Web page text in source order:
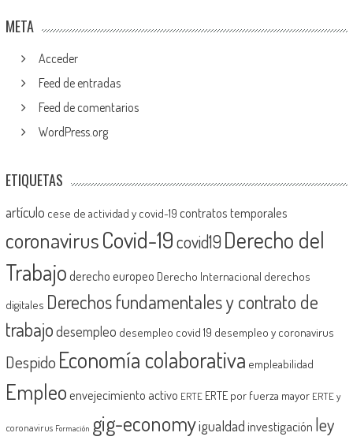
META
Acceder
Feed de entradas
Feed de comentarios
WordPress.org
ETIQUETAS
artículo cese de actividad y covid-19 contratos temporales
coronavirusCovid-19covid19 Derecho del
Trabajoderecho europeo Derecho Internacional derechos
digitales Derechos fundamentales y contrato de
trabajodesempleo desempleo covid 19 desempleo y coronavirus
Despido Economía colaborativa empleabilidad
Empleoenvejecimiento activo ERTE ERTE por fuerza mayor ERTE y
coronavirus Formación gig-economyigualdadinvestigación ley